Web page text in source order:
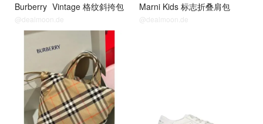
Burberry Vintage 格纹斜挎包
@dealmoon.de
Marni Kids 标志折叠肩包
@dealmoon.de